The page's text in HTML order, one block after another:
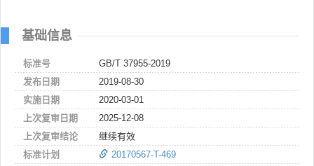
基础信息
标准号
GB/T 37955-2019
发布日期
2019-08-30
实施日期
2020-03-01
上次复审日期
2025-12-08
上次复审结论
继续有效
标准计划
20170567-T-469